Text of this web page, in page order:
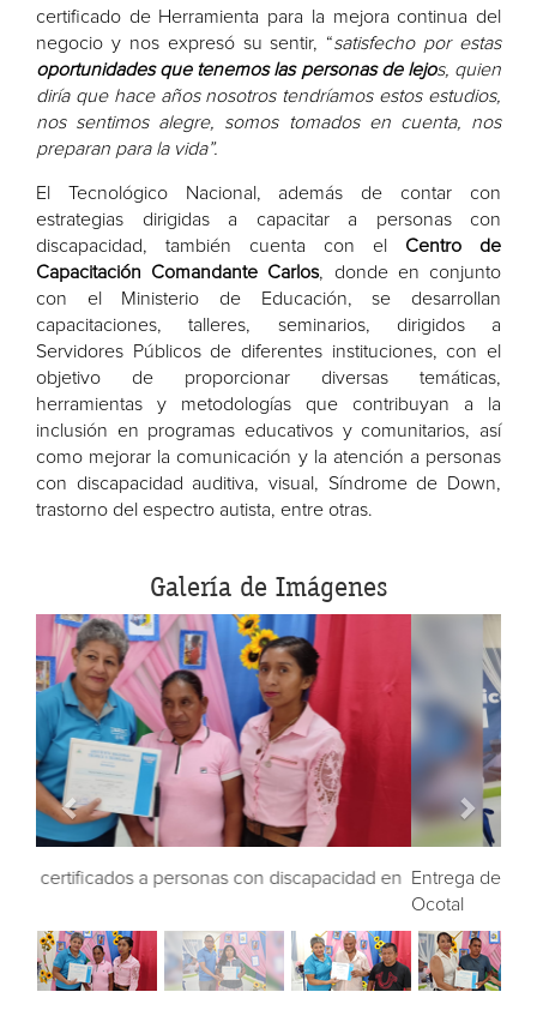
certificado de Herramienta para la mejora continua del
negocio y nos expresó su sentir, “satisfecho por estas
oportunidades que tenemos las personas de lejos, quien
diría que hace años nosotros tendríamos estos estudios,
nos sentimos alegre, somos tomados en cuenta, nos
preparan para la vida”.
El Tecnológico Nacional, además de contar con
estrategias dirigidas a capacitar a personas con
discapacidad, también cuenta con el Centro de
Capacitación Comandante Carlos, donde en conjunto
con el Ministerio de Educación, se desarrollan
capacitaciones, talleres, seminarios, dirigidos a
Servidores Públicos de diferentes instituciones, con el
objetivo de proporcionar diversas temáticas,
herramientas y metodologías que contribuyan a la
inclusión en programas educativos y comunitarios, así
como mejorar la comunicación y la atención a personas
con discapacidad auditiva, visual, Síndrome de Down,
trastorno del espectro autista, entre otras.
Galería de Imágenes
Entrega de certificados a personas con discapacidad en